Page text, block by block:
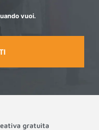
vuoi.
gratuita